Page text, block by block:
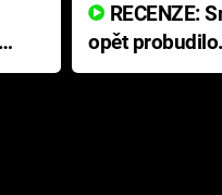
opět
přichází s